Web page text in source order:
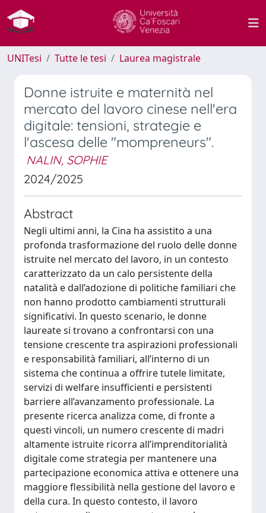
UNITesi Tutte le tesi Laurea magistrale
Donne istruite e maternità nel
mercato del lavoro cinese nell'era
digitale: tensioni, strategie e
l'ascesa delle "mompreneurs".
NALIN, SOPHIE
2024/2025
Abstract
Negli ultimi anni, la Cina ha assistito a una
profonda trasformazione del ruolo delle donne
istruite nel mercato del lavoro, in un contesto
caratterizzato da un calo persistente della
natalità e dall’adozione di politiche familiari che
non hanno prodotto cambiamenti strutturali
significativi. In questo scenario, le donne
laureate si trovano a confrontarsi con una
tensione crescente tra aspirazioni professionali
e responsabilità familiari, all’interno di un
sistema che continua a offrire tutele limitate,
servizi di welfare insufficienti e persistenti
barriere all’avanzamento professionale. La
presente ricerca analizza come, di fronte a
questi vincoli, un numero crescente di madri
altamente istruite ricorra all’imprenditorialità
digitale come strategia per mantenere una
partecipazione economica attiva e ottenere una
maggiore flessibilità nella gestione del lavoro e
della cura. In questo contesto, il lavoro